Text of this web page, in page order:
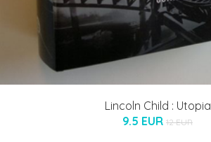
Lincoln Child : Utopia
9.5 EUR 12 EUR